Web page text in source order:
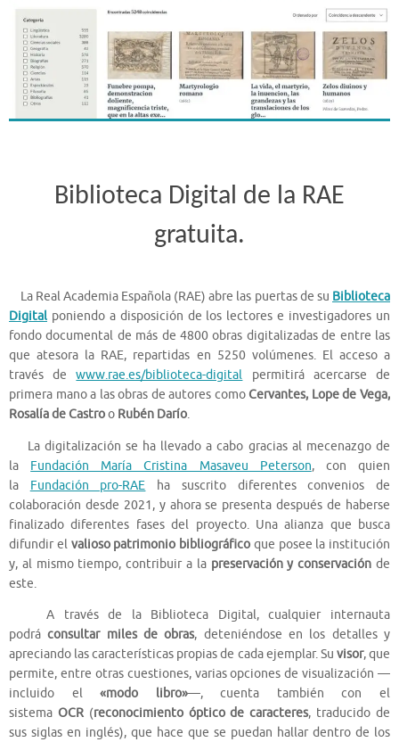
Biblioteca Digital de la RAE
gratuita.
La Real Academia Española (RAE) abre las puertas de su Biblioteca
Digital poniendo a disposición de los lectores e investigadores un
fondo documental de más de 4800 obras digitalizadas de entre las
que atesora la RAE, repartidas en 5250 volúmenes. El acceso a
través dewww.rae.es/biblioteca-digital permitirá acercarse de
primera mano a las obras de autores comoCervantes, Lope de Vega,
Rosalía de Castroo Rubén Darío.
La digitalización se ha llevado a cabo gracias al mecenazgo de
la Fundación María Cristina Masaveu Peterson, con quien
la Fundación pro-RAE ha suscrito diferentes convenios de
colaboración desde 2021, y ahora se presenta después de haberse
finalizado diferentes fases del proyecto. Una alianza que busca
difundir el valioso patrimonio bibliográfico que posee la institución
y, al mismo tiempo, contribuir a la preservación y conservaciónde
este.
A través de la Biblioteca Digital, cualquier internauta
podráconsultar miles de obras, deteniéndose en los detalles y
apreciando las características propias de cada ejemplar. Su visor, que
permite, entre otras cuestiones, varias opciones de visualización —
incluido el«modo libro»—, cuenta también con el
sistema OCR(reconocimiento óptico de caracteres, traducido de
sus siglas en inglés), que hace que se puedan hallar dentro de los